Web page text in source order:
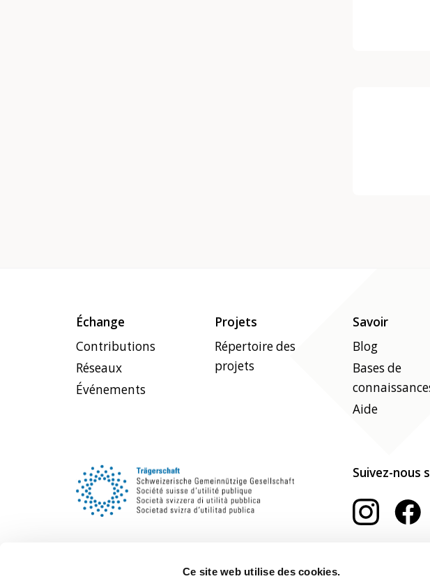
Ce site web utilise des cookies.
Échange
Contributions
Réseaux
Événements
Projets
Répertoire des
projets
Savoir
Blog
Bases de
Aide
Suivez-nous